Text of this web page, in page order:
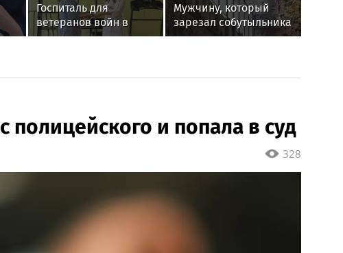
Госпиталь для
ветеранов войн в
Екатеринбурге
реабилитации
Мужчину, который
зарезал собутыльника
в Солнечногорске,
полицейского и попала в суд
328